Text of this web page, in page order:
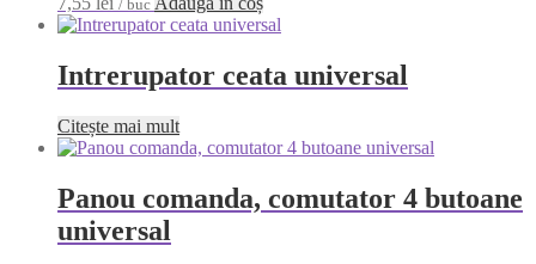
/ buc
Intrerupator ceata universal
Citește mai mult
Panou comanda, comutator 4 butoane
universal